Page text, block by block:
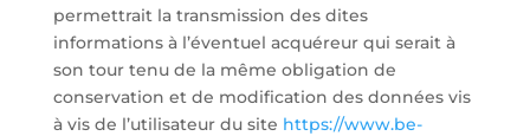
permettrait la transmission des dites
informations à l’éventuel acquéreur qui serait à
son tour tenu de la même obligation de
conservation et de modification des données vis
à vis de l’utilisateur du site https://www.be-